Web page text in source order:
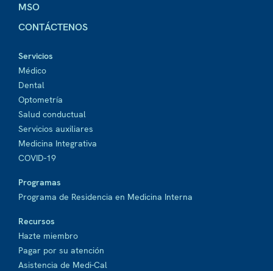
MSO
CONTÁCTENOS
Servicios
Médico
Dental
Optometría
Salud conductual
Servicios auxiliares
Medicina Integrativa
COVID-19
Programas
Programa de Residencia en Medicina Interna
Recursos
Hazte miembro
Pagar por su atención
Asistencia de Medi-Cal